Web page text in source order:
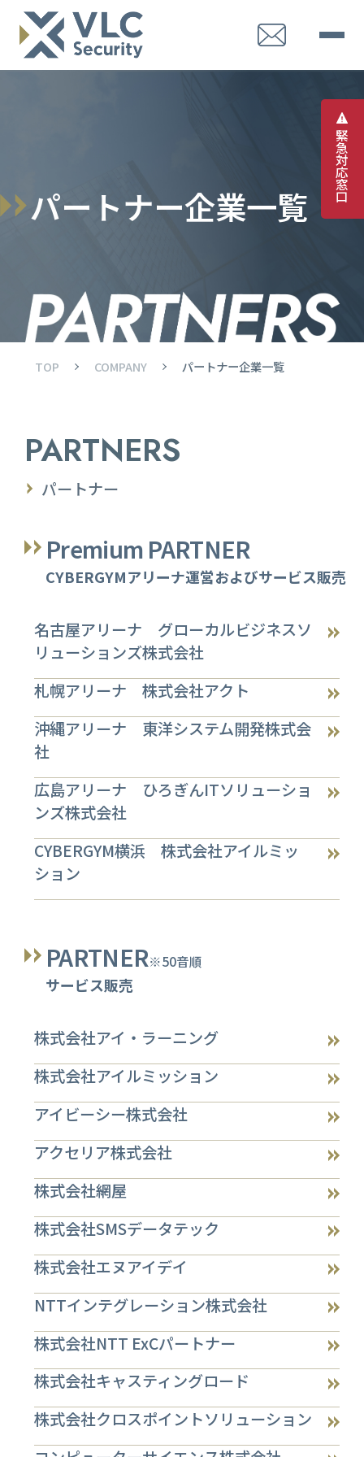
緊
急
対
応
窓
口
パー トナー企業一覧
TOP COMPANY パートナー企業一覧
PARTNERS
パートナー
Premium PARTNER
CYBERGYMアリーナ運営およびサービス販売
名古屋アリーナ グローカルビジネスソ
リューションズ株式会社
札幌アリーナ 株式会社アクト
沖縄アリーナ 東洋システム開発株式会
社
広島アリーナ ひろぎんITソリューショ
ンズ株式会社
CYBERGYM横浜 株式会社アイルミッ
ション
PARTNER※50音順
サービス販売
株式会社アイ・ラーニング
株式会社アイルミッション
アイビーシー株式会社
アクセリア株式会社
株式会社網屋
株式会社SMSデータテック
株式会社エヌアイデイ
NTTインテグレーション株式会社
株式会社NTT ExCパートナー
株式会社キャスティングロード
株式会社クロスポイントソリューション